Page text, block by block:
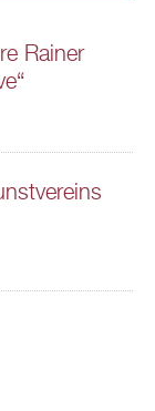
Rainer